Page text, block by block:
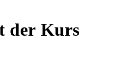
der Kurs